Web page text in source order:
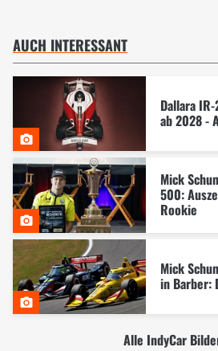
AUCH INTERESSANT
Dallara
ab 2028 -
Mick
500:
Rookie
Mick
in Barber:
Alle IndyCar